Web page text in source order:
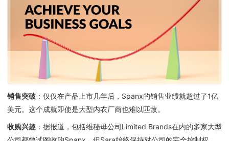
销售突破 ：仅仅在产品上市几年后，Spanx的销售业绩就超过了1亿
美元。这个成就即使是大型内衣厂商也难以匹敌。
收购兴趣 ：据报道，包括维秘母公司Limited Brands在内的多家大型